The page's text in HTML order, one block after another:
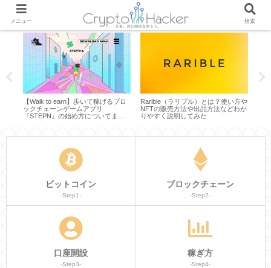
【Walk to earn】歩いて稼げるブロ
ックチェーンゲームアプリ
『STEPN』の始め方についてまと
Rarible（ラリブル）とは？使い方や
NFTの販売方法や出品方法などわか
りやすく説明してみた
ビットコイン
-Step1-
ブロックチェーン
-Step2-
口座開設
-Step3-
稼ぎ方
-Step4-
メニュー 検索